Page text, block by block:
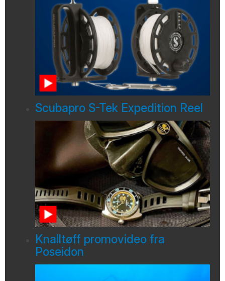
Scubapro S-Tek Expedition Reel
Knalltøff promovideo fra
Poseidon